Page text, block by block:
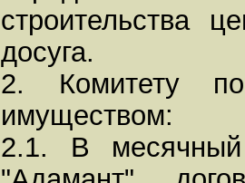
строительства
досуга.
2. Комитету по
имуществом:
2.1. В